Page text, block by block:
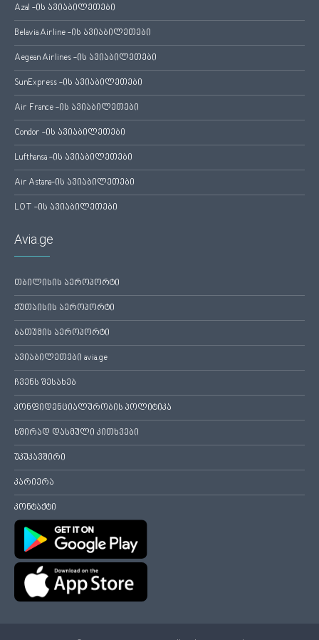
Azal -ის ავიაბილეთები
Belavia Airline -ის ავიაბილეთები
Aegean Airlines -ის ავიაბილეთები
SunExpress -ის ავიაბილეთები
Air France -ის ავიაბილეთები
Condor -ის ავიაბილეთები
Lufthansa -ის ავიაბილეთები
Air Astana-ის ავიაბილეთები
LOT -ის ავიაბილეთები
Avia.ge
თბილისის აეროპორტი
ქუთაისის აეროპორტი
ბათუმის აეროპორტი
ავიაბილეთები avia.ge
ჩვენს შესახებ
კონფიდენციალურობის პოლიტიკა
ხშირად დასმული კითხვები
უკუკავშირი
კარიერა
კონტაქტი